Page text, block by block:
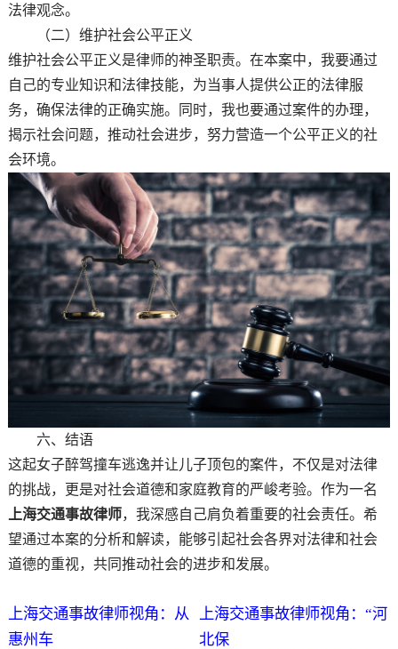
法律观念。
（二）维护社会公平正义
维护社会公平正义是律师的神圣职责。在本案中，我要通过
自己的专业知识和法律技能，为当事人提供公正的法律服
务，确保法律的正确实施。同时，我也要通过案件的办理，
揭示社会问题，推动社会进步，努力营造一个公平正义的社
会环境。
六、结语
这起女子醉驾撞车逃逸并让儿子顶包的案件，不仅是对法律
的挑战，更是对社会道德和家庭教育的严峻考验。作为一名
上海交通事故律师，我深感自己肩负着重要的社会责任。希
望通过本案的分析和解读，能够引起社会各界对法律和社会
道德的重视，共同推动社会的进步和发展。
上海交通事故律师视角：从
惠州车
上海交通事故律师视角：“河
北保